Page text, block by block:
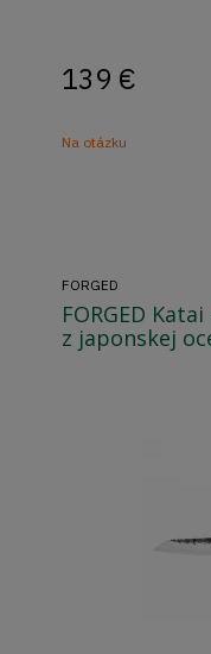
139 €
Na otázku
FORGED
FORGED
z japonskej